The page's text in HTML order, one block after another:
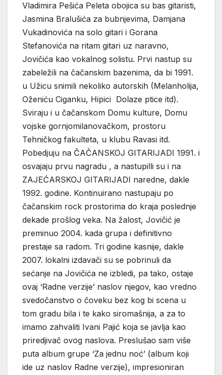
Vladimira Pešića Peleta obojica su bas gitaristi,
Jasmina Bralušića za bubnjevima, Damjana
Vukadinovića na solo gitari i Gorana
Stefanovića na ritam gitari uz naravno,
Jovičića kao vokalnog solistu. Prvi nastup su
zabeležili na čačanskim bazenima, da bi 1991.
u Užicu snimili nekoliko autorskih (Melanholija,
Oženiću Ciganku, Hipici Dolaze ptice itd).
Sviraju i u čačanskom Domu kulture, Domu
vojske gornjomilanovačkom, prostoru
Tehničkog fakulteta, u klubu Ravasi itd.
Pobedjuju na ČAČANSKOJ GITARIJADI 1991. i
osvajaju prvu nagradu , a nastupilli su i na
ZAJEĆARSKOJ GITARIJADI naredne, dakle
1992. godine. Kontinuirano nastupaju po
čačanskim rock prostorima do kraja poslednje
dekade prošlog veka. Na žalost, Jovičić je
preminuo 2004. kada grupa i definitivno
prestaje sa radom. Tri godine kasnije, dakle
2007. lokalni izdavači su se pobrinuli da
sećanje na Jovičića ne izbledi, pa tako, ostaje
ovaj ‘Radne verzije’ naslov njegov, kao vredno
svedočanstvo o čoveku bez kog bi scena u
tom gradu bila i te kako siromašnija, a za to
imamo zahvaliti Ivani Pajić koja se javlja kao
priredjivač ovog naslova. Preslušao sam više
puta album grupe ‘Za jednu noć’ (album koji
ide uz naslov Radne verzije), impresioniran